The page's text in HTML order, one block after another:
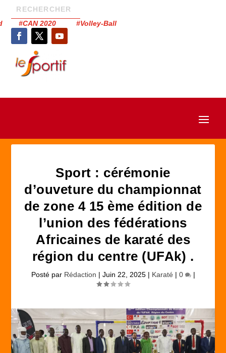
#CAN 2020 #Volley-Ball
Sport : cérémonie
d’ouveture du championnat
de zone 4 15 ème édition de
l’union des fédérations
Africaines de karaté des
région du centre (UFAk) .
Posté par Rédaction | Juin 22, 2025| Karaté | 0 |